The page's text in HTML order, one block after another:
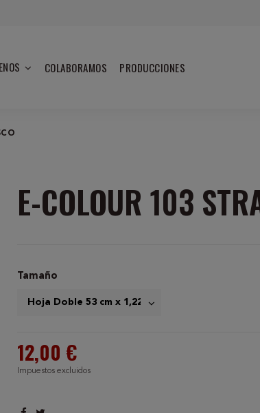
COLABORAMOS PRODUCCIONES
E-COLOUR 103
Tamaño
12,00 €
Impuestos excluidos